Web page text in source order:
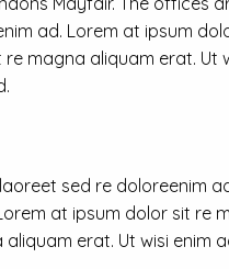
ad. Lorem at ipsum
magna aliquam erat. Ut
sed re doloreenim
at ipsum dolor sit re
erat. Ut wisi enim